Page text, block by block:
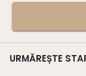
URMĂREȘTE